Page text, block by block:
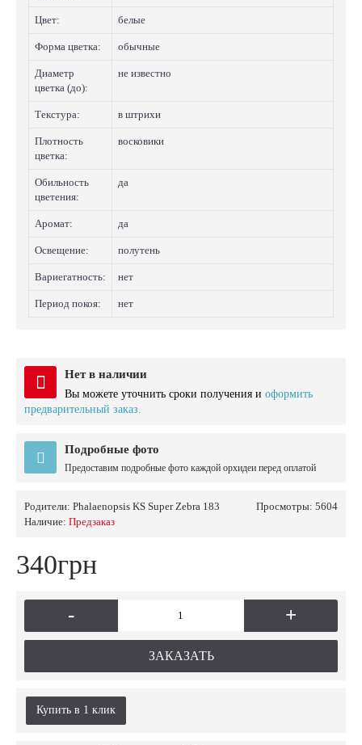
Цвет: белые
Форма цветка: обычные
Диаметр
цветка (до):
не известно
Текстура: в штрихи
Плотность
цветка:
восковики
Обильность
цветения:
да
Аромат: да
Освещение: полутень
Вариегатность: нет
Период покоя: нет
Нет в наличии
Вы можете уточнить сроки получения и оформить
предварительный заказ.
Подробные фото
Предоставим подробные фото каждой орхидеи перед оплатой
Просмотры: 5604
Родители: Phalaenopsis KS Super Zebra 183
Наличие: Предзаказ
340грн
- +
ЗАКАЗАТЬ
Купить в 1 клик